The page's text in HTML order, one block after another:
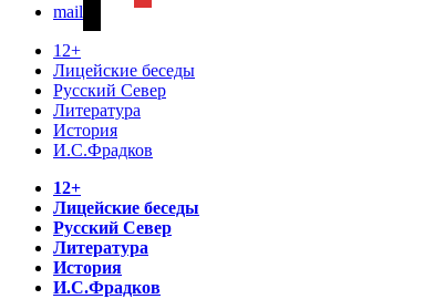
mail
12+
Лицейские беседы
Русский Север
Литература
История
И.С.Фрадков
12+
Лицейские беседы
Русский Север
Литература
История
И.С.Фрадков